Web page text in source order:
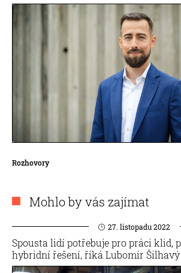
Rozhovory
Mohlo by vás zajímat
27. listopadu 2022
Spousta lidí potřebuje pro práci klid,
hybridní řešení, říká Lubomír